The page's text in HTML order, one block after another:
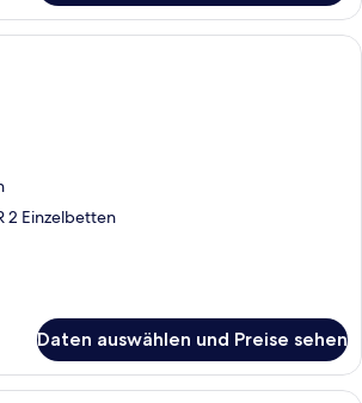
Ein Schlafzimmer mit einer
2 Einzelbetten
Daten auswählen und Preise sehen
Ein Hotelzimmer mit Bett, Sessel,